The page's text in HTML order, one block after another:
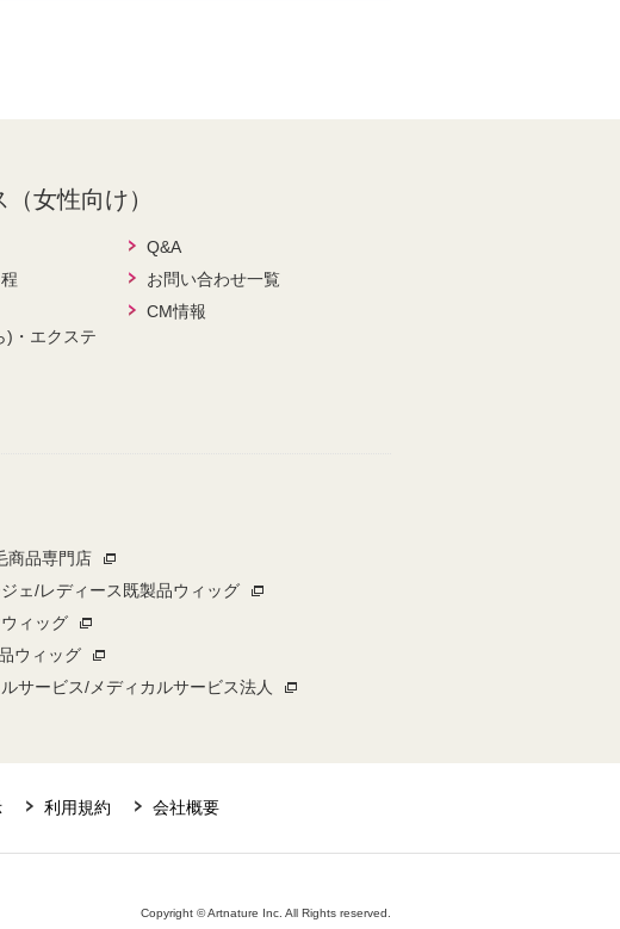
女性向け）
)・エクステ
Q&A
お問い合わせ一覧
CM情報
商品専門店
ェ/レディース既製品ウィッグ
ィッグ
ウィッグ
サービス/メディカルサービス法人
利用規約 会社概要
Copyright © Artnature Inc. All Rights reserved.